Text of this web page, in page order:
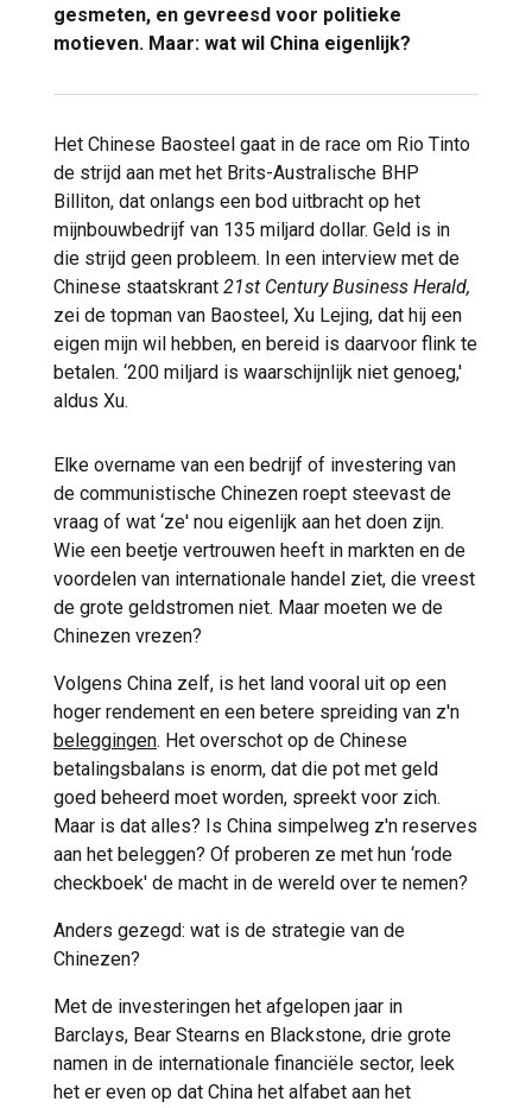
gesmeten, en gevreesd voor politieke
motieven. Maar: wat wil China eigenlijk?
Het Chinese Baosteel gaat in de race om Rio Tinto
de strijd aan met het Brits-Australische BHP
Billiton, dat onlangs een bod uitbracht op het
mijnbouwbedrijf van 135 miljard dollar. Geld is in
die strijd geen probleem. In een interview met de
Chinese staatskrant 21st Century Business Herald,
zei de topman van Baosteel, Xu Lejing, dat hij een
eigen mijn wil hebben, en bereid is daarvoor flink te
betalen. ‘200 miljard is waarschijnlijk niet genoeg,'
aldus Xu.
Elke overname van een bedrijf of investering van
de communistische Chinezen roept steevast de
vraag of wat ‘ze' nou eigenlijk aan het doen zijn.
Wie een beetje vertrouwen heeft in markten en de
voordelen van internationale handel ziet, die vreest
de grote geldstromen niet. Maar moeten we de
Chinezen vrezen?
Volgens China zelf, is het land vooral uit op een
hoger rendement en een betere spreiding van z'n
beleggingen. Het overschot op de Chinese
betalingsbalans is enorm, dat die pot met geld
goed beheerd moet worden, spreekt voor zich.
Maar is dat alles? Is China simpelweg z'n reserves
aan het beleggen? Of proberen ze met hun ‘rode
checkboek' de macht in de wereld over te nemen?
Anders gezegd: wat is de strategie van de
Chinezen?
Met de investeringen het afgelopen jaar in
Barclays, Bear Stearns en Blackstone, drie grote
namen in de internationale financiële sector, leek
het er even op dat China het alfabet aan het